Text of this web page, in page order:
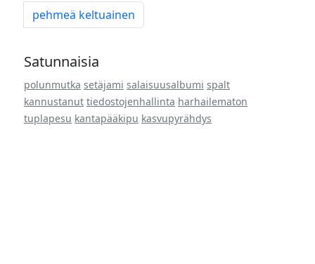
pehmeä keltuainen
Satunnaisia
polunmutka setäjami salaisuusalbumi spalt
kannustanut tiedostojenhallinta harhailematon
tuplapesu kantapääkipu kasvupyrähdys